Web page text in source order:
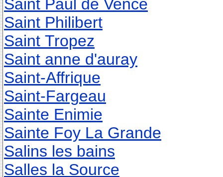
Saint Paul de Vence
Saint Philibert
Saint Tropez
Saint anne d'auray
Saint-Affrique
Saint-Fargeau
Sainte Enimie
Sainte Foy La Grande
Salins les bains
Salles la Source